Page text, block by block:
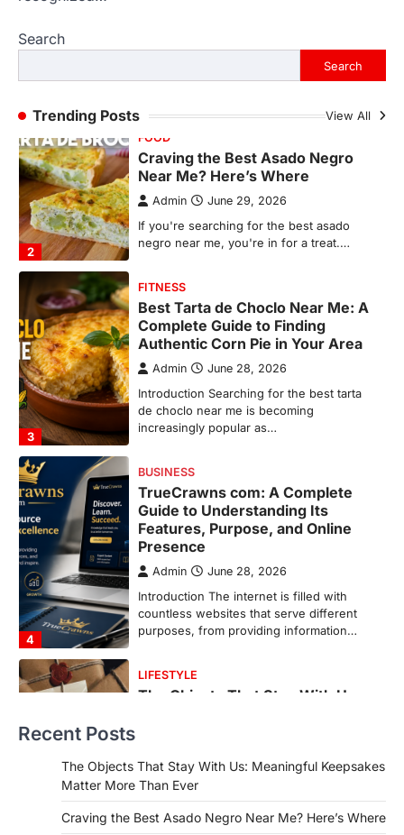
Search
Search
Trending Posts View All
negro near me, you're in for a treat.…
3
Best Tarta de Choclo Near Me: A
Complete Guide to Finding
Authentic Corn Pie in Your Area
Admin June 28, 2026
Introduction Searching for the best tarta
de choclo near me is becoming
increasingly popular as…
4
BUSINESS
TrueCrawns com: A Complete
Guide to Understanding Its
Features, Purpose, and Online
Presence
Admin June 28, 2026
Introduction The internet is filled with
countless websites that serve different
1
LIFESTYLE
The Objects That Stay With Us:
Meaningful Keepsakes Matter
More Than Ever
Backlinks Hub July 10, 2026
In an age where thousands of
photographs live on our phones and
countless memories are…
FOOD
Craving the Best Asado Negro
If you're searching for the best asado
negro near me, you're in for a treat.…
FITNESS
Recent Posts
The Objects That Stay With Us: Meaningful Keepsakes
Matter More Than Ever
Craving the Best Asado Negro Near Me? Here’s Where